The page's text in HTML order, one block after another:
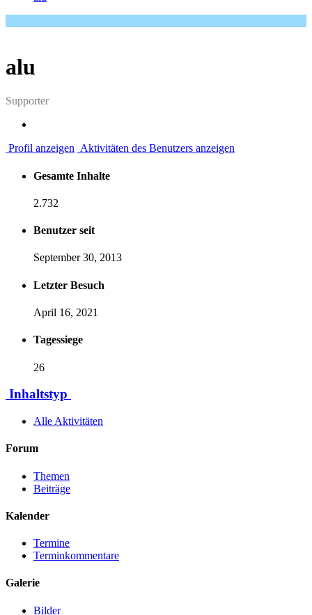
alu
Supporter
Profil anzeigen Aktivitäten des Benutzers anzeigen
Gesamte Inhalte
2.732
Benutzer seit
September 30, 2013
Letzter Besuch
April 16, 2021
Tagessiege
26
Inhaltstyp
Alle Aktivitäten
Forum
Themen
Beiträge
Kalender
Termine
Terminkommentare
Galerie
Bilder